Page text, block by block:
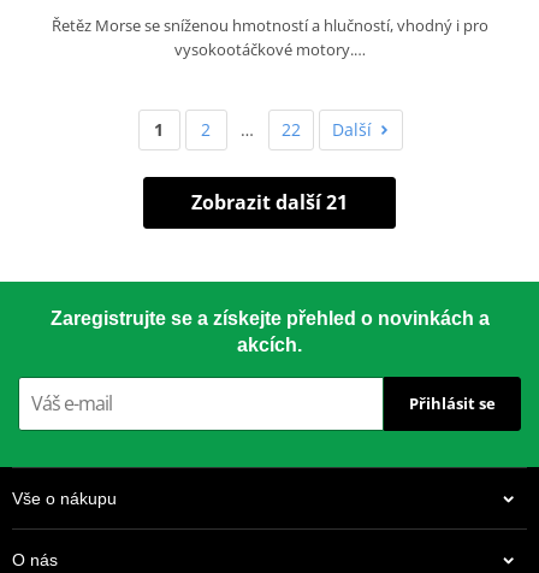
Řetěz Morse se sníženou hmotností a hlučností, vhodný i pro
vysokootáčkové motory.…
1 2 … 22 Další
Zobrazit další 21
Zaregistrujte se a získejte přehled o novinkách a
akcích.
Přihlásit se
Vše o nákupu
O nás